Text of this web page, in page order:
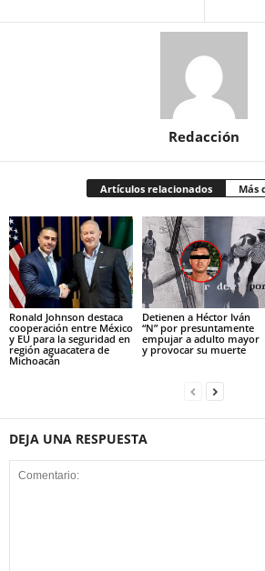
Redacción
Artículos relacionados Más
Ronald Johnson destaca
cooperación entre México
y EU para la seguridad en
región aguacatera de
Michoacán
Detienen a Héctor Iván
“N” por presuntamente
empujar a adulto mayor
y provocar su muerte
DEJA UNA RESPUESTA